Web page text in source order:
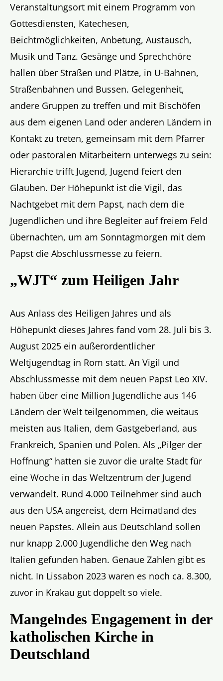
Veranstaltungsort mit einem Programm von
Gottesdiensten, Katechesen,
Beichtmöglichkeiten, Anbetung, Austausch,
Musik und Tanz. Gesänge und Sprechchöre
hallen über Straßen und Plätze, in U-Bahnen,
Straßenbahnen und Bussen. Gelegenheit,
andere Gruppen zu treffen und mit Bischöfen
aus dem eigenen Land oder anderen Ländern in
Kontakt zu treten, gemeinsam mit dem Pfarrer
oder pastoralen Mitarbeitern unterwegs zu sein:
Hierarchie trifft Jugend, Jugend feiert den
Glauben. Der Höhepunkt ist die Vigil, das
Nachtgebet mit dem Papst, nach dem die
Jugendlichen und ihre Begleiter auf freiem Feld
übernachten, um am Sonntagmorgen mit dem
Papst die Abschlussmesse zu feiern.
„WJT“ zum Heiligen Jahr
Aus Anlass des Heiligen Jahres und als
Höhepunkt dieses Jahres fand vom 28. Juli bis 3.
August 2025 ein außerordentlicher
Weltjugendtag in Rom statt. An Vigil und
Abschlussmesse mit dem neuen Papst Leo XIV.
haben über eine Million Jugendliche aus 146
Ländern der Welt teilgenommen, die weitaus
meisten aus Italien, dem Gastgeberland, aus
Frankreich, Spanien und Polen. Als „Pilger der
Hoffnung“ hatten sie zuvor die uralte Stadt für
eine Woche in das Weltzentrum der Jugend
verwandelt. Rund 4.000 Teilnehmer sind auch
aus den USA angereist, dem Heimatland des
neuen Papstes. Allein aus Deutschland sollen
nur knapp 2.000 Jugendliche den Weg nach
Italien gefunden haben. Genaue Zahlen gibt es
nicht. In Lissabon 2023 waren es noch ca. 8.300,
zuvor in Krakau gut doppelt so viele.
Mangelndes Engagement in der
katholischen Kirche in
Deutschland